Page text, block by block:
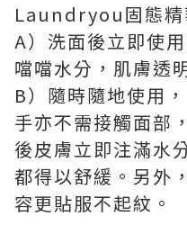
Laundryou固態精
A）洗面後立即使
噹噹水分，肌膚透
B）隨時隨地使用
手亦不需接觸面部
後皮膚立即注滿水
都得以舒緩。另外
容更貼服不起紋。